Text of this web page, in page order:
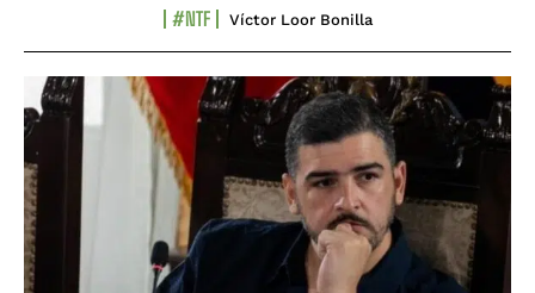
#NTF Víctor Loor Bonilla